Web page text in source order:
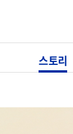
스토리